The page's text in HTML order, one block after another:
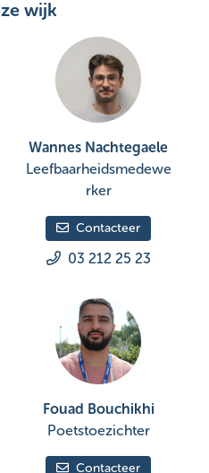
wijk
Wannes Nachtegaele
Leefbaarheidsmedewe
rker
Contacteer
03 212 25 23
Fouad Bouchikhi
Poetstoezichter
Contacteer